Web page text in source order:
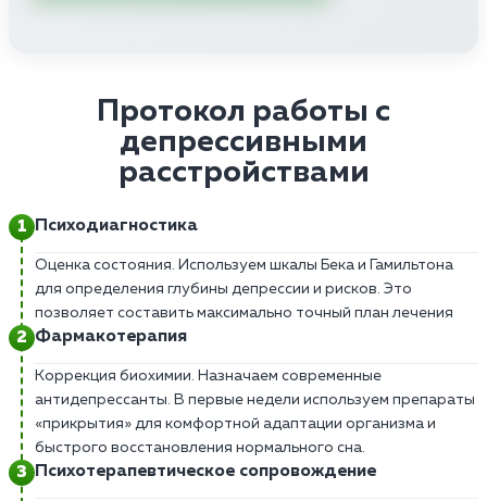
Протокол работы с
депрессивными
расстройствами
Психодиагностика
Оценка состояния. Используем шкалы Бека и Гамильтона
для определения глубины депрессии и рисков. Это
позволяет составить максимально точный план лечения
Фармакотерапия
Коррекция биохимии. Назначаем современные
антидепрессанты. В первые недели используем препараты
«прикрытия» для комфортной адаптации организма и
быстрого восстановления нормального сна.
Психотерапевтическое сопровождение